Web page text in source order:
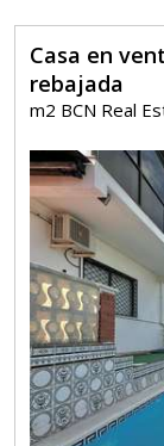
Casa en
rebajada
m2 BCN Real